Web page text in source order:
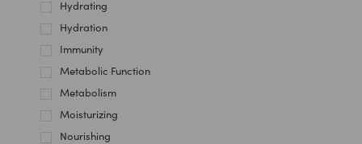
Hydrating
Hydration
Immunity
Metabolic Function
Metabolism
Moisturizing
Nourishing